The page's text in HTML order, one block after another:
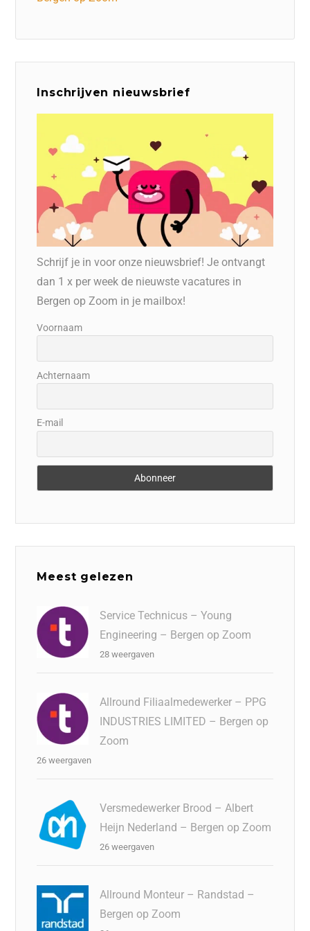
Inschrijven nieuwsbrief
Schrijf je in voor onze nieuwsbrief! Je ontvangt
dan 1 x per week de nieuwste vacatures in
Bergen op Zoom in je mailbox!
Voornaam
Achternaam
E-mail
Meest gelezen
Service Technicus – Young
Engineering – Bergen op Zoom
28 weergaven
Allround Filiaalmedewerker – PPG
INDUSTRIES LIMITED – Bergen op
Zoom
26 weergaven
Versmedewerker Brood – Albert
Heijn Nederland – Bergen op Zoom
26 weergaven
Allround Monteur – Randstad –
Bergen op Zoom